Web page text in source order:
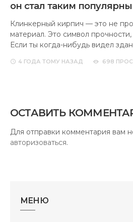
он стал таким
Клинкерный кирпич — это не
материал. Это символ
Если ты когда-нибудь видел
4 ГОДА ТОМУ НАЗАД 698
ОСТАВИТЬ
Для отправки комментария вам
авторизоваться.
МЕНЮ